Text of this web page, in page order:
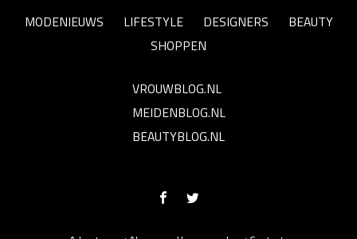
MODENIEUWS LIFESTYLE DESIGNERS
BEAUTY
SHOPPEN
VROUWBLOG.NL
MEIDENBLOG.NL
BEAUTYBLOG.NL